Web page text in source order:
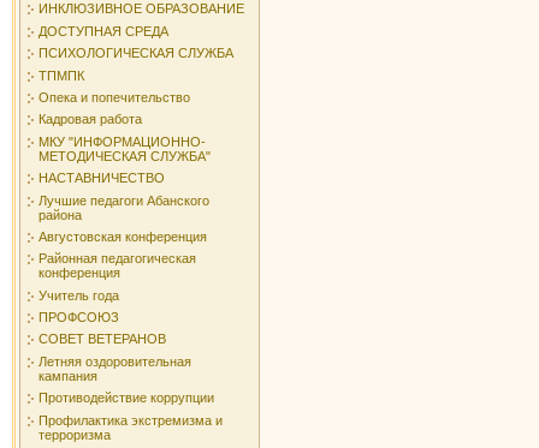
ИНКЛЮЗИВНОЕ ОБРАЗОВАНИЕ
ДОСТУПНАЯ СРЕДА
ПСИХОЛОГИЧЕСКАЯ СЛУЖБА
ТПМПК
Опека и попечительство
Кадровая работа
МКУ "ИНФОРМАЦИОННО-
МЕТОДИЧЕСКАЯ СЛУЖБА"
НАСТАВНИЧЕСТВО
Лучшие педагоги Абанского
района
Августовская конференция
Районная педагогическая
конференция
Учитель года
ПРОФСОЮЗ
СОВЕТ ВЕТЕРАНОВ
Летняя оздоровительная
кампания
Противодействие коррупции
Профилактика экстремизма и
терроризма